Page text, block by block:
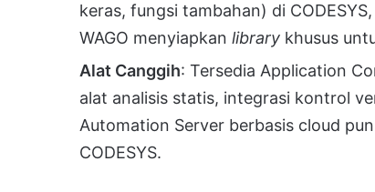
keras, fungsi tambahan) di
WAGO menyiapkan library khusus
Alat Canggih: Tersedia Application
alat analisis statis, integrasi kontrol
Automation Server berbasis cloud
CODESYS.